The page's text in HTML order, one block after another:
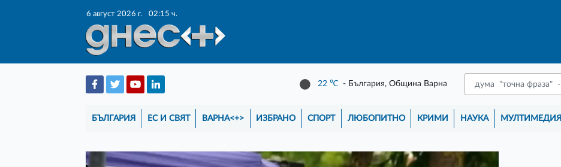
6 август 2026 г. 02:15 ч.
22 ℃ - България, Община Варна
БЪЛГАРИЯ ЕС И СВЯТ ВАРНА<+> ИЗБРАНО СПОРТ ЛЮБОПИТНО КРИМИ НАУКА МУЛТИМЕДИЯ